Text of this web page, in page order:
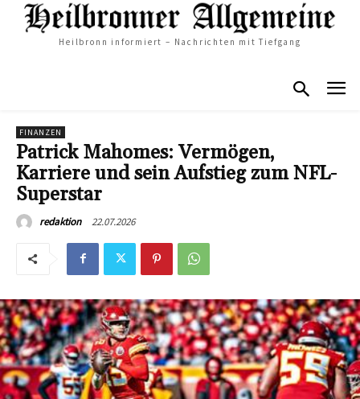
Heilbronn informiert – Nachrichten mit Tiefgang
FINANZEN
Patrick Mahomes: Vermögen,
Karriere und sein Aufstieg zum NFL-
Superstar
redaktion 22.07.2026